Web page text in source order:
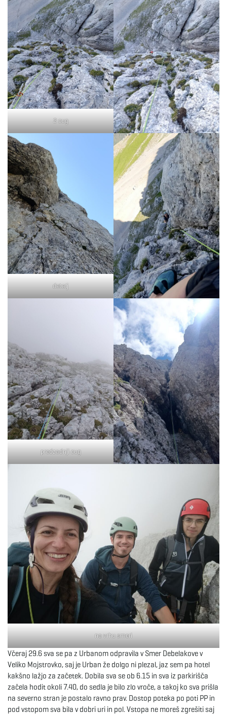
g
a
t
i
o
n
2 cug
detalj
predzadnji cug
na vrhu smeri
Včeraj 29.6 sva se pa z Urbanom odpravila v Smer Debelakove v
Veliko Mojstrovko, saj je Urban že dolgo ni plezal, jaz sem pa hotel
kakšno lažjo za začetek. Dobila sva se ob 6.15 in sva iz parkirišča
začela hodit okoli 7.40, do sedla je bilo zlo vroče, a takoj ko sva prišla
na severno stran je postalo ravno prav. Dostop poteka po poti PP in
pod vstopom sva bila v dobri uri in pol. Vstopa ne moreš zgrešiti saj